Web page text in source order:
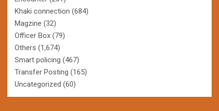
Khaki connection (684)
Magzine (32)
Officer Box (79)
Others (1,674)
Smart policing (467)
Transfer Posting (165)
Uncategorized (60)